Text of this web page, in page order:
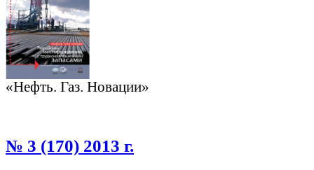
«Нефть. Газ. Новации»
№ 3 (170) 2013 г.